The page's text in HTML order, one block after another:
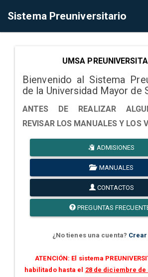
Sistema Preuniversitario
UMSA
Bienvenido al Sistema
de la Universidad Mayor de
ANTES DE REALIZAR
REVISAR LOS MANUALES Y LOS
ADMISIONES
MANUALES
CONTACTOS
PREGUNTAS
¿No tienes una cuenta?
ATENCIÓN: El sistema
habilitado hasta el 28 de diciembre de